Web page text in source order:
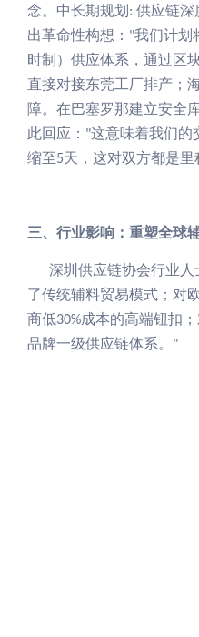
念。中长期规划 : 供应链深
出革命性构想： "我们计划
时制）供应体系，通过区
直接对接东莞工厂排产；
障。 在巴塞罗那建立安全
此回应： "这意味着我们的
缩至5天，这对双方都是里
三、行业影响：重塑全球
深圳 供应链协会行业人
了传统辅料贸易模式；对
商低30%成本的高端钮扣；
品牌一级供应链体系。 "